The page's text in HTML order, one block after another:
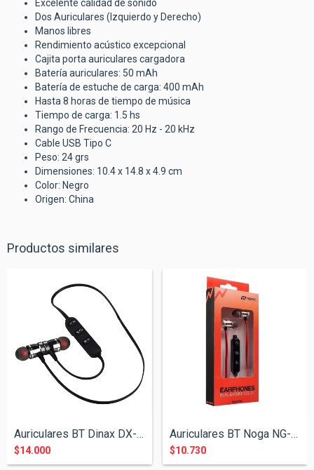
Excelente calidad de sonido
Dos Auriculares (Izquierdo y Derecho)
Manos libres
Rendimiento acústico excepcional
Cajita porta auriculares cargadora
Batería auriculares: 50 mAh
Batería de estuche de carga: 400 mAh
Hasta 8 horas de tiempo de música
Tiempo de carga: 1.5 hs
Rango de Frecuencia: 20 Hz - 20 kHz
Cable USB Tipo C
Peso: 24 grs
Dimensiones: 10.4 x 14.8 x 4.9 cm
Color: Negro
Origen: China
Productos similares
Auriculares BT Dinax DX-82INEAUR
$14.000
Auriculares BT Noga NG-BT100
$10.730